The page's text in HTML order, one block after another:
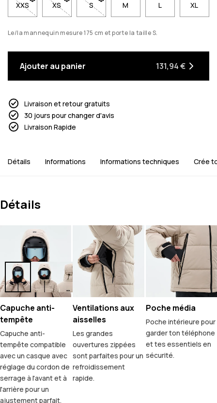
XXS- Taille XXS non disponible. Clique pour être averti quand
XS- Taille XS non disponible. Clique pour être averti
S- Taille S non disponible. Clique pour
M L XL
Le/la mannequin mesure 175 cm et porte la taille S.
Ajouter au panier 131,94 €
Livraison et retour gratuits
30 jours pour changer d'avis
Livraison Rapide
Détails Informations Informations techniques Crée
Détails
Capuche anti-
tempête
Capuche anti-
tempête compatible
avec un casque avec
réglage du cordon de
serrage à l'avant et à
l'arrière pour un
ajustement parfait.
Ventilations aux
aisselles
Les grandes
ouvertures zippées
sont parfaites pour un
refroidissement
rapide.
Poche média
Poche intérieure pour
garder ton téléphone
et tes essentiels en
sécurité.